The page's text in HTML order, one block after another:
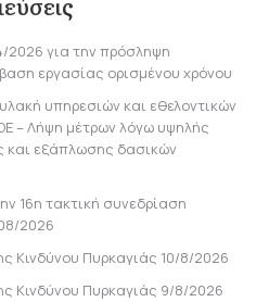
2026 για την πρόσληψη
εργασίας ορισμένου χρόνου
υπηρεσιών και εθελοντικών
– Λήψη μέτρων λόγω υψηλής
και εξάπλωσης δασικών
16η τακτική συνεδρίαση
2026
Κινδύνου Πυρκαγιάς 10/8/2026
Κινδύνου Πυρκαγιάς 9/8/2026